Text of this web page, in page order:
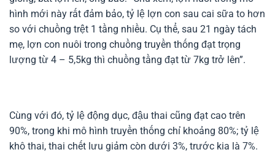
hình mới này rất đảm bảo, tỷ lệ lợn con sau cai sữa to hơn
so với chuồng trệt 1 tầng nhiều. Cụ thể, sau 21 ngày tách
mẹ, lợn con nuôi trong chuồng truyền thống đạt trọng
lượng từ 4 – 5,5kg thì chuồng tầng đạt từ 7kg trở lên”.
Cùng với đó, tỷ lệ động dục, đậu thai cũng đạt cao trên
90%, trong khi mô hình truyền thống chỉ khoảng 80%; tỷ lệ
khô thai, thai chết lưu giảm còn dưới 3%, trước kia là 7%.